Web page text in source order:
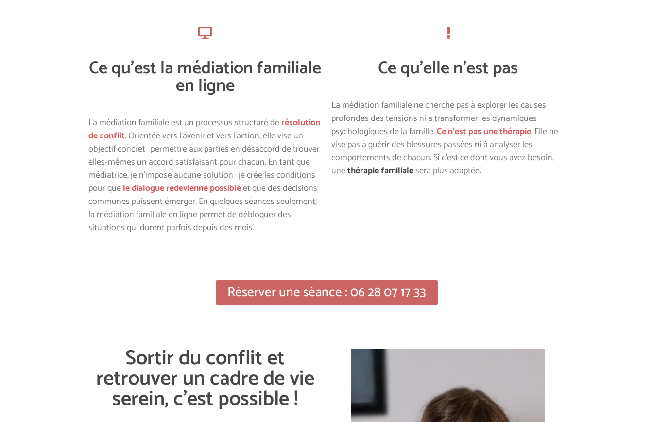
Ce qu'est la médiation familiale
en ligne
La médiation familiale est un processus structuré derésolution
de conflit. Orientée vers l’avenir et vers l’action, elle vise un
objectif concret : permettre aux parties en désaccord de trouver
elles-mêmes un accordsatisfaisant pour chacun. En tant que
médiatrice, je n’impose aucune solution : je crée les conditions
pour quele dialogue redevienne possibleet que des décisions
communes puissent émerger. En quelques séances seulement,
la médiation familiale en ligne permet de débloquer des
situations qui durent parfois depuis des mois.
Ce qu'elle n'est pas
La médiation familiale ne cherche pas à explorer les causes
profondes des tensions ni à transformer les dynamiques
psychologiques de la famille.Ce n’est pas une thérapie. Elle ne
vise pas à guérir des blessures passées ni à analyser les
comportements de chacun. Si c’est ce dont vous avez besoin,
unethérapie familialesera plus adaptée.
Réserver une séance : 06 28 07 17 33
Sortir du conflit et
retrouver un cadre de vie
serein, c'est possible !